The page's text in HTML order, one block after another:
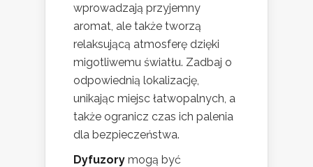
wprowadzają przyjemny
aromat, ale także tworzą
relaksującą atmosferę dzięki
migotliwemu światłu. Zadbaj o
odpowiednią lokalizację,
unikając miejsc łatwopalnych, a
także ogranicz czas ich palenia
dla bezpieczeństwa.
Dyfuzory mogą być